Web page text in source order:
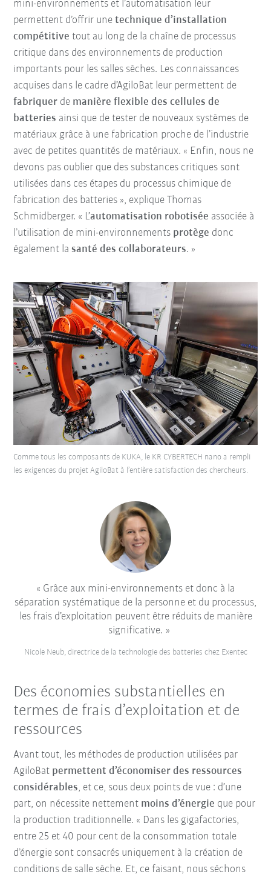
mini-environnements et l’automatisation leur
permettent d’offrir unetechnique d’installation
compétitive tout au long de la chaîne de processus
critique dans des environnements de production
importants pour les salles sèches. Les connaissances
acquises dans le cadre d’AgiloBat leur permettent de
fabriquer de manière flexible des cellules de
batteries ainsi que de tester de nouveaux systèmes de
matériaux grâce à une fabrication proche de l’industrie
avec de petites quantités de matériaux. « Enfin, nous ne
devons pas oublier que des substances critiques sont
utilisées dans ces étapes du processus chimique de
fabrication des batteries », explique Thomas
Schmidberger. « L’automatisation robotisée associée à
l’utilisation de mini-environnements protège donc
également lasanté des collaborateurs. »
Comme tous les composants de KUKA, le KR CYBERTECH nano a rempli
les exigences du projet AgiloBat à l’entière satisfaction des chercheurs.
Grâce aux mini-environnements et donc à la
séparation systématique de la personne et du processus,
les frais d’exploitation peuvent être réduits de manière
significative.
Nicole Neub, directrice de la technologie des batteries chez Exentec
Des économies substantielles en
termes de frais d’exploitation et de
ressources
Avant tout, les méthodes de production utilisées par
AgiloBat permettent d’économiser des ressources
considérables, et ce, sous deux points de vue : d’une
part, on nécessite nettement moins d’énergie que pour
la production traditionnelle. « Dans les gigafactories,
entre 25 et 40 pour cent de la consommation totale
d’énergie sont consacrés uniquement à la création de
conditions de salle sèche. Et, ce faisant, nous séchons